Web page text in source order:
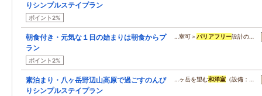
りシンプルステイプラン
ポイント2%
朝食付き・元気な１日の始まりは朝食からプ
ラン
ポイント2%
…室可＞バリアフリー設計の…
素泊まり・八ヶ岳野辺山高原で過ごすのんび
りシンプルステイプラン
…ヶ岳を望む和洋室 （設備：…